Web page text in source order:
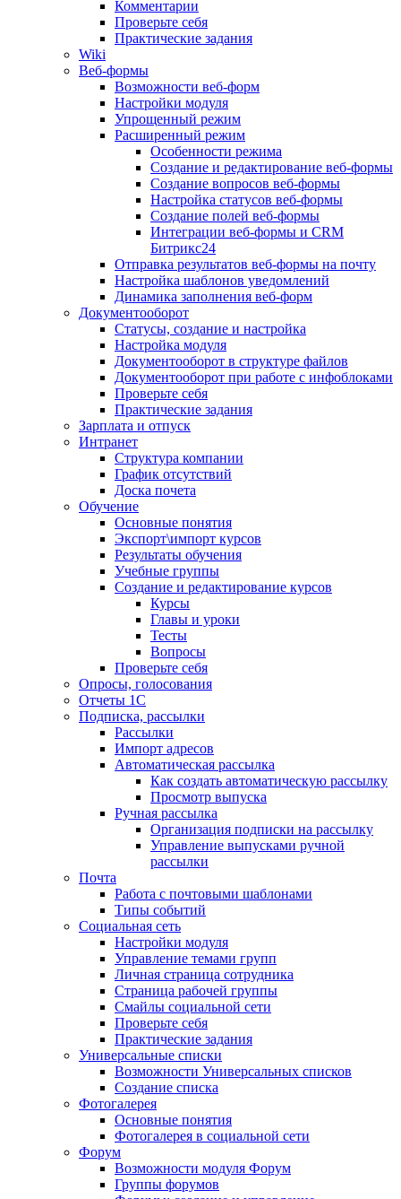
Комментарии
Проверьте себя
Практические задания
Wiki
Веб-формы
Возможности веб-форм
Настройки модуля
Упрощенный режим
Расширенный режим
Особенности режима
Создание и редактирование веб-формы
Создание вопросов веб-формы
Настройка статусов веб-формы
Создание полей веб-формы
Интеграции веб-формы и CRM
Битрикс24
Отправка результатов веб-формы на почту
Настройка шаблонов уведомлений
Динамика заполнения веб-форм
Документооборот
Статусы, создание и настройка
Настройка модуля
Документооборот в структуре файлов
Документооборот при работе с инфоблоками
Проверьте себя
Практические задания
Зарплата и отпуск
Интранет
Структура компании
График отсутствий
Доска почета
Обучение
Основные понятия
Экспорт\импорт курсов
Результаты обучения
Учебные группы
Создание и редактирование курсов
Курсы
Главы и уроки
Тесты
Вопросы
Проверьте себя
Опросы, голосования
Отчеты 1С
Подписка, рассылки
Рассылки
Импорт адресов
Автоматическая рассылка
Как создать автоматическую рассылку
Просмотр выпуска
Ручная рассылка
Организация подписки на рассылку
Управление выпусками ручной
рассылки
Почта
Работа с почтовыми шаблонами
Типы событий
Социальная сеть
Настройки модуля
Управление темами групп
Личная страница сотрудника
Страница рабочей группы
Смайлы социальной сети
Проверьте себя
Практические задания
Универсальные списки
Возможности Универсальных списков
Создание списка
Фотогалерея
Основные понятия
Фотогалерея в социальной сети
Форум
Возможности модуля Форум
Группы форумов